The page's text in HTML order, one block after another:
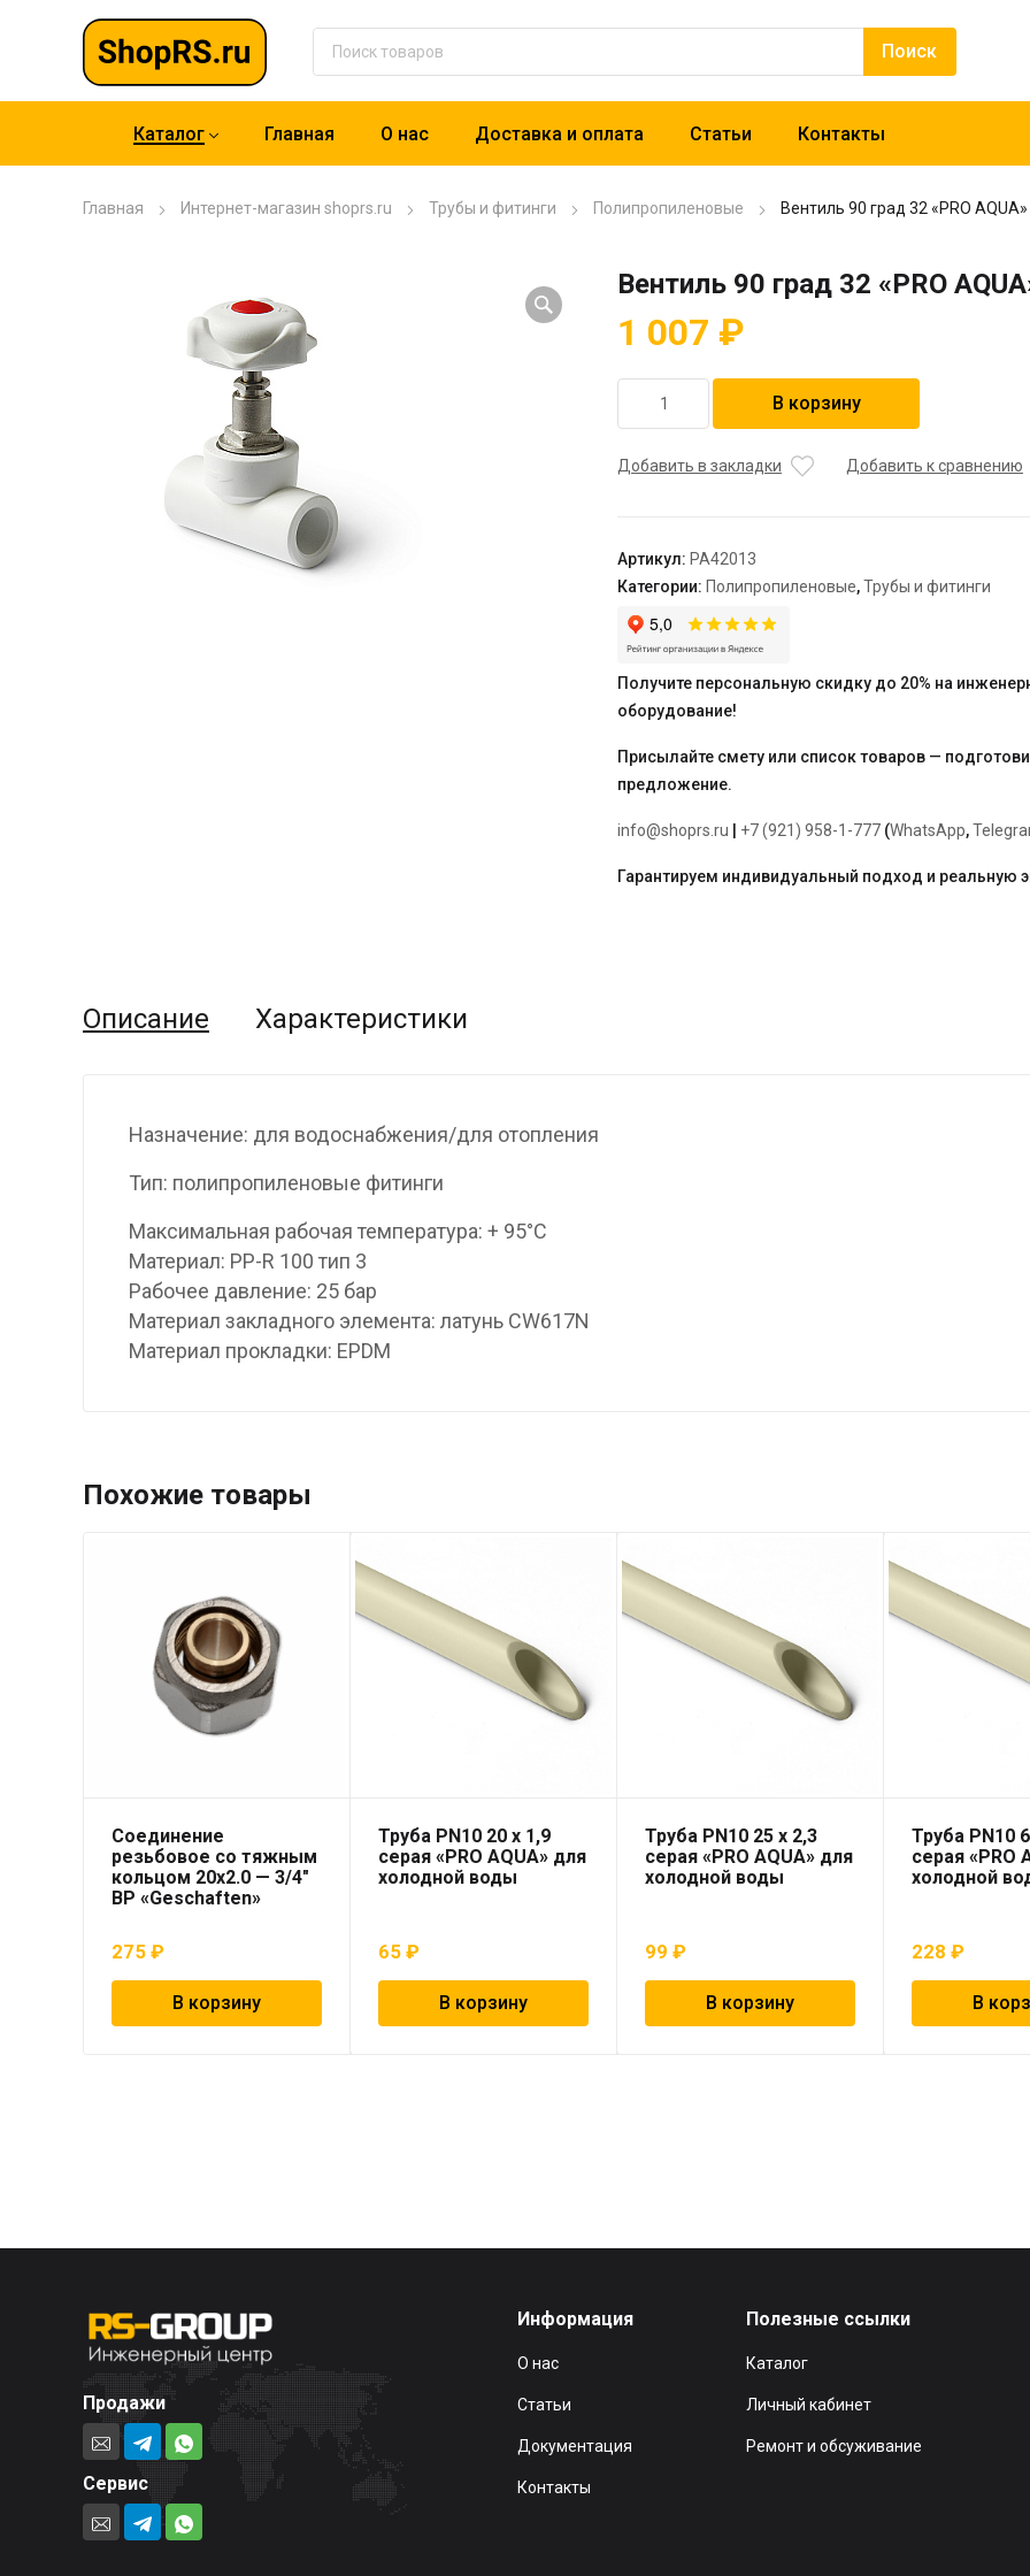
Каталог Главная О нас Доставка и оплата Статьи Контакты
Главная Интернет-магазин shoprs.ru Трубы и фитинги Полипропиленовые Вентиль 90 град 32 «PRO AQUA»
Вентиль 90 град 32 «PRO
1 007 ₽
товара
90
AQUA"
В корзину
Добавить в закладки Добавить к сравнению
Артикул: PA42013
Категории: Полипропиленовые,Трубы и фитинги
Получите персональную скидку до 20% на
оборудование!
Присылайте смету или список товаров —
предложение.
info@shoprs.ru +7 (921) 958-1-777 (WhatsApp,
Гарантируем индивидуальный подход и реальную
Описание Характеристики
Назначение: для водоснабжения/для отопления
Тип: полипропиленовые фитинги
Максимальная рабочая температура: + 95°С
Материал: PP-R 100 тип 3
Рабочее давление: 25 бар
Материал закладного элемента: латунь CW617N
Материал прокладки: EPDM
Похожие товары
Соединение
резьбовое со тяжным
кольцом 20х2.0 — 3/4″
ВР «Geschaften»
275 ₽
В корзину
Труба PN10 20 x 1,9
серая «PRO AQUA» для
холодной воды
65₽
В корзину
Труба PN10 25 x 2,3
серая «PRO AQUA» для
холодной воды
99₽
В корзину
Труба PN10
серая «PRO
холодной
228₽
В
Продажи
Сервис
Информация
О нас
Статьи
Документация
Контакты
Полезные ссылки
Каталог
Личный кабинет
Ремонт и обсуживание